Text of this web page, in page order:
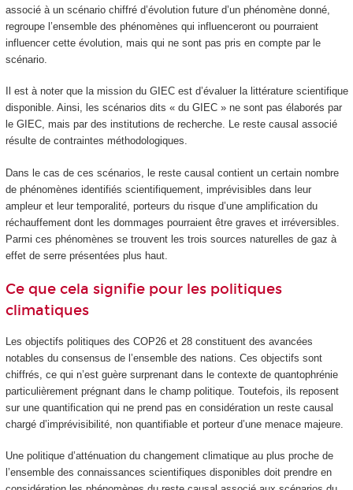
associé à un scénario chiffré d’évolution future d’un phénomène donné,
regroupe l’ensemble des phénomènes qui influenceront ou pourraient
influencer cette évolution, mais qui ne sont pas pris en compte par le
scénario.
Il est à noter que la mission du GIEC est d’évaluer la littérature scientifique
disponible. Ainsi, les scénarios dits « du GIEC » ne sont pas élaborés par
le GIEC, mais par des institutions de recherche. Le reste causal associé
résulte de contraintes méthodologiques.
Dans le cas de ces scénarios, le reste causal contient un certain nombre
de phénomènes identifiés scientifiquement, imprévisibles dans leur
ampleur et leur temporalité, porteurs du risque d’une amplification du
réchauffement dont les dommages pourraient être graves et irréversibles.
Parmi ces phénomènes se trouvent les trois sources naturelles de gaz à
effet de serre présentées plus haut.
Ce que cela signifie pour les politiques
climatiques
Les objectifs politiques des COP26 et 28 constituent des avancées
notables du consensus de l’ensemble des nations. Ces objectifs sont
chiffrés, ce qui n’est guère surprenant dans le contexte de quantophrénie
particulièrement prégnant dans le champ politique. Toutefois, ils reposent
sur une quantification qui ne prend pas en considération un reste causal
chargé d’imprévisibilité, non quantifiable et porteur d’une menace majeure.
Une politique d’atténuation du changement climatique au plus proche de
l’ensemble des connaissances scientifiques disponibles doit prendre en